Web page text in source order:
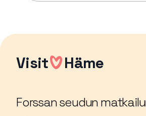
Visit Häme
Forssan seudun